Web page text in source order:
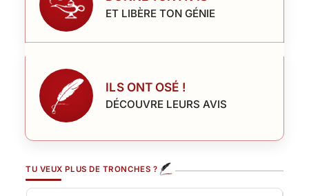
ET LIBÈRE TON GÉNIE
ILS ONT OSÉ !
DÉCOUVRE LEURS AVIS
TU VEUX PLUS DE TRONCHES ?